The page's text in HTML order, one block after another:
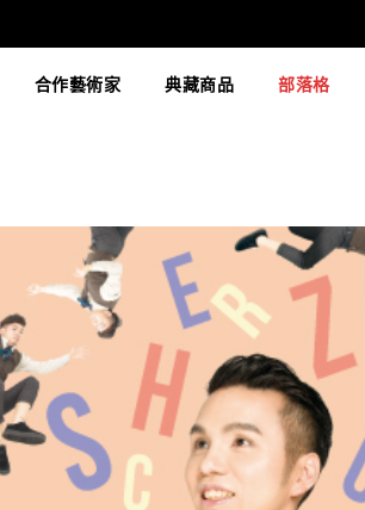
合作藝術家 典藏商品 部落格